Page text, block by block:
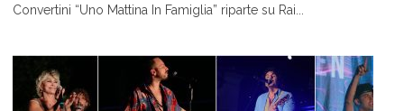
Convertini “Uno Mattina In Famiglia” riparte su Rai...